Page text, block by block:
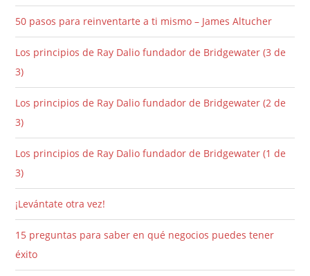
50 pasos para reinventarte a ti mismo – James Altucher
Los principios de Ray Dalio fundador de Bridgewater (3 de
3)
Los principios de Ray Dalio fundador de Bridgewater (2 de
3)
Los principios de Ray Dalio fundador de Bridgewater (1 de
3)
¡Levántate otra vez!
15 preguntas para saber en qué negocios puedes tener
éxito